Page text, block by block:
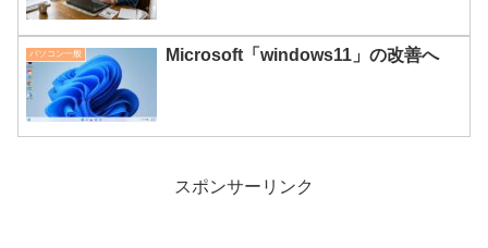
パソコン一般 Microsoft「windows11」の改善へ
スポンサーリンク